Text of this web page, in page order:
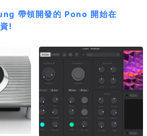
帶領開發的 Pono 開始在
!